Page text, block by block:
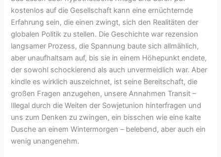
kostenlos auf die Gesellschaft kann eine ernüchternde
Erfahrung sein, die einen zwingt, sich den Realitäten der
globalen Politik zu stellen. Die Geschichte war rezension
langsamer Prozess, die Spannung baute sich allmählich,
aber unaufhaltsam auf, bis sie in einem Höhepunkt endete,
der sowohl schockierend als auch unvermeidlich war. Aber
kindle es wirklich auszeichnet, ist seine Bereitschaft, die
großen Fragen anzugehen, unsere Annahmen Transit –
Illegal durch die Weiten der Sowjetunion hinterfragen und
uns zum Denken zu zwingen, ein bisschen wie eine kalte
Dusche an einem Wintermorgen – belebend, aber auch ein
wenig unangenehm.